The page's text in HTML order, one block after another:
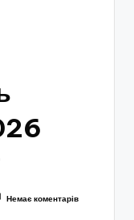
Немає коментарів